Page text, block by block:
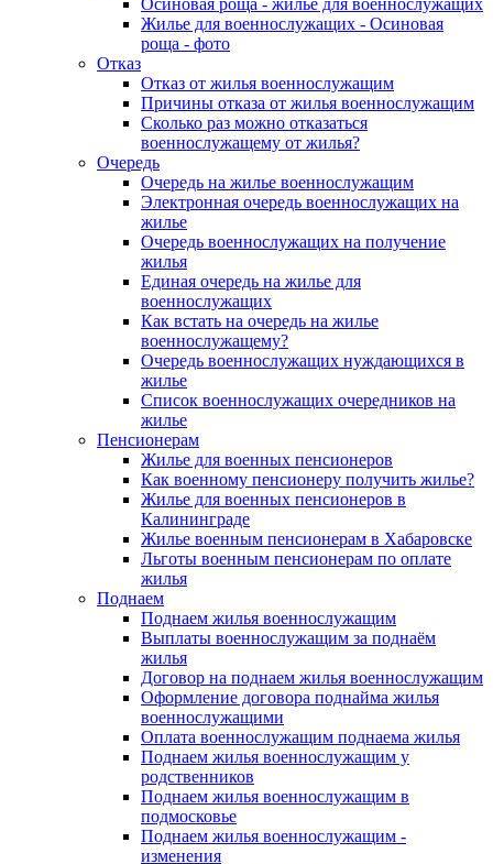
Осиновая роща - жилье для военнослужащих
Жилье для военнослужащих - Осиновая
роща - фото
Отказ
Отказ от жилья военнослужащим
Причины отказа от жилья военнослужащим
Сколько раз можно отказаться
военнослужащему от жилья?
Очередь
Очередь на жилье военнослужащим
Электронная очередь военнослужащих на
жилье
Очередь военнослужащих на получение
жилья
Единая очередь на жилье для
военнослужащих
Как встать на очередь на жилье
военнослужащему?
Очередь военнослужащих нуждающихся в
жилье
Список военнослужащих очередников на
жилье
Пенсионерам
Жилье для военных пенсионеров
Как военному пенсионеру получить жилье?
Жилье для военных пенсионеров в
Калининграде
Жилье военным пенсионерам в Хабаровске
Льготы военным пенсионерам по оплате
жилья
Поднаем
Поднаем жилья военнослужащим
Выплаты военнослужащим за поднаём
жилья
Договор на поднаем жилья военнослужащим
Оформление договора поднайма жилья
военнослужащими
Оплата военнослужащим поднаема жилья
Поднаем жилья военнослужащим у
родственников
Поднаем жилья военнослужащим в
подмосковье
Поднаем жилья военнослужащим -
изменения